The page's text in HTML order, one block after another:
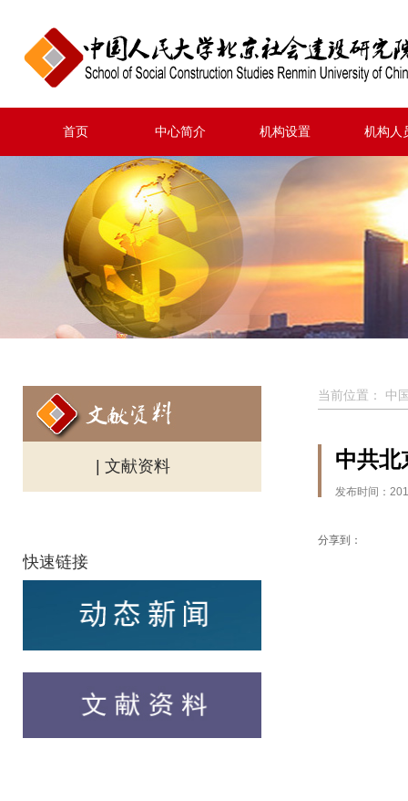
首页 中心简介 机构设置 机构人
| 文献资料
快速链接
当前位置： 中
中共北
发布时间：
分享到：